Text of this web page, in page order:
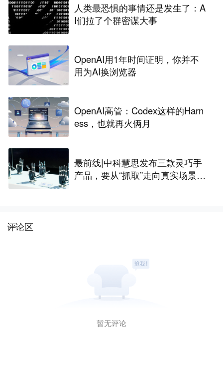
人类最恐惧的事情还是发生了：A
I们拉了个群密谋大事
OpenAI用1年时间证明，你并不
用为AI换浏览器
OpenAI高管：Codex这样的Harn
ess，也就再火俩月
最前线|中科慧思发布三款灵巧手
产品，要从“抓取”走向真实场景作
评论区
暂无评论